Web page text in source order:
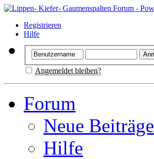
Registrieren
Hilfe
Angemeldet bleiben?
Forum
Neue Beiträge
Hilfe